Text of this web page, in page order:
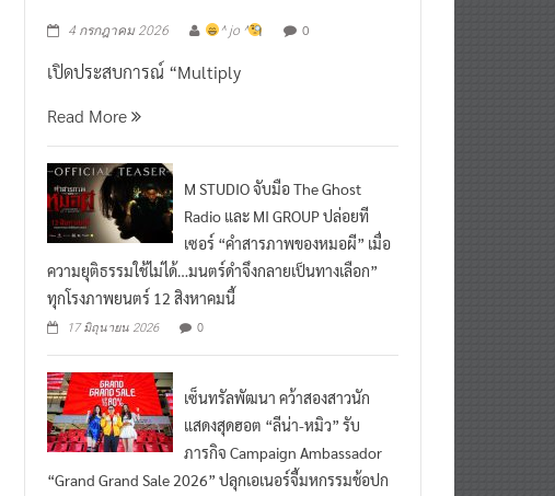
4 กรกฎาคม 2026 ^ jo ^ 0
เปิดประสบการณ์ “Multiply
Read More
M STUDIO จับมือ The Ghost
Radio และ MI GROUP ปล่อยที
เซอร์ “คำสารภาพของหมอผี” เมื่อ
ความยุติธรรมใช้ไม่ได้…มนตร์ดำจึงกลายเป็นทางเลือก”
ทุกโรงภาพยนตร์ 12 สิงหาคมนี้
17 มิถุนายน 2026 0
เซ็นทรัลพัฒนา คว้าสองสาวนัก
แสดงสุดฮอต “ลีน่า-หมิว” รับ
ภารกิจ Campaign Ambassador
“Grand Grand Sale 2026” ปลุกเอเนอร์จี้มหกรรมช้อปก